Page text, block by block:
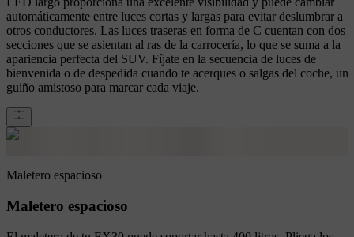
automáticamente entre luces cortas y largas para evitar deslumbrar a
otros conductores. Las luces traseras en forma de C cuentan con dos
secciones que se asientan al ras de la carrocería, lo que se suma a la
apariencia perfecta del SUV. Fíjate en la secuencia de luces de
bienvenida o de despedida cuando te acerques o salgas del coche, un
guiño amistoso para marcar cada viaje.
Maletero espacioso
Maletero espacioso